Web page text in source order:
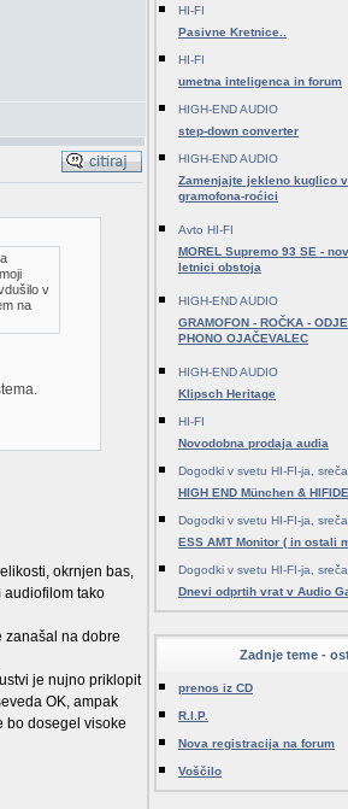
v
na
okrnjen bas,
audiofilom tako
zanašal na dobre
je nujno priklopit
OK, ampak
bo dosegel visoke
HI-FI
Pasivne Kretnice..
HI-FI
umetna inteligenca in forum
HIGH-END AUDIO
step-down converter
HIGH-END AUDIO
Zamenjajte jekleno kuglico
gramofona-roćici
Avto HI-FI
MOREL Supremo 93 SE -
letnici obstoja
HIGH-END AUDIO
GRAMOFON - ROČKA -
PHONO OJAČEVALEC
HIGH-END AUDIO
Klipsch Heritage
HI-FI
Novodobna prodaja audia
Dogodki v svetu HI-FI-ja,
HIGH END München &
Dogodki v svetu HI-FI-ja,
ESS AMT Monitor ( in ostali
Dogodki v svetu HI-FI-ja,
Dnevi odprtih vrat v Audio
Zadnje teme -
prenos iz CD
R.I.P.
Nova registracija na forum
Voščilo